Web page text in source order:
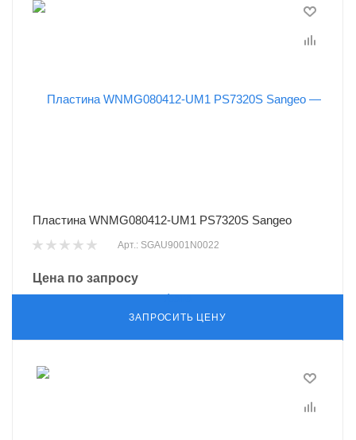
Пластина WNMG080412-UM1 PS7320S Sangeo
Арт.: SGAU9001N0022
Цена по запросу
ЗАПРОСИТЬ ЦЕНУ